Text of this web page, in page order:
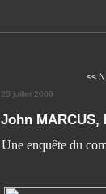
<<
23 juillet 2009
John MARCUS,
Une enquête du